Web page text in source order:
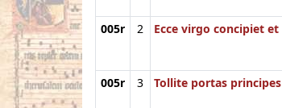
005r 2 Ecce virgo concipiet et
005r 3 Tollite portas principes